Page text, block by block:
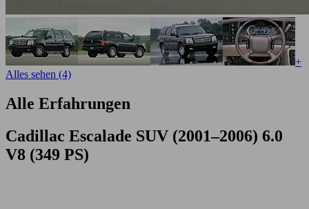
+
Alles sehen (4)
Alle Erfahrungen
Cadillac Escalade SUV (2001–2006) 6.0
V8 (349 PS)